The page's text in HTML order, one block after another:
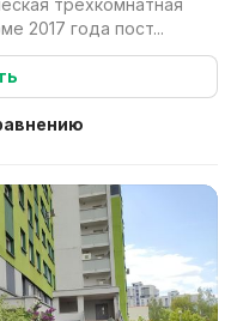
2017 года пост...